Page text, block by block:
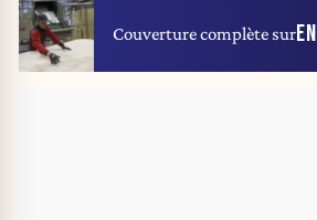
Couverture complète sur